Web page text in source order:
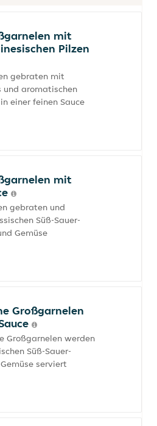
mit
Pilzen
gebraten mit
und aromatischen
einer feinen Sauce
mit
gebraten und
Süß-Sauer-
Gemüse
Großgarnelen
Großgarnelen werden
Süß-Sauer-
serviert